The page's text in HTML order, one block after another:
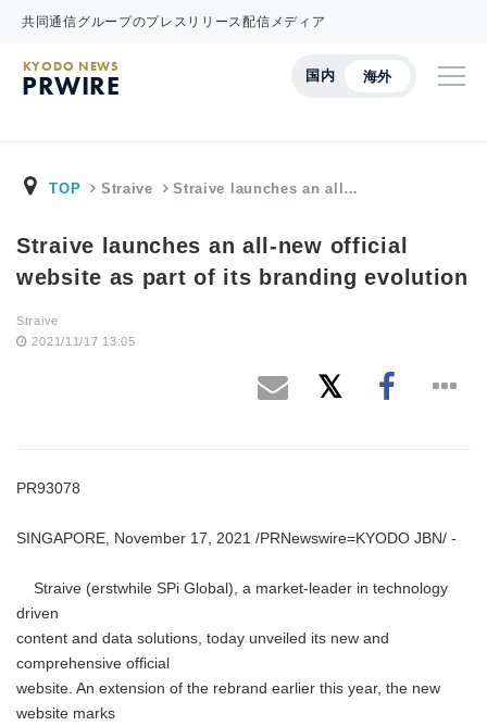
共同通信グループのプレスリリース配信メディア
国内 海外
KYODO NEWS
PRWIRE
TOP Straive Straive launches an all…
Straive launches an all-new official
website as part of its branding evolution
Straive
2021/11/17 13:05
PR93078
SINGAPORE, November 17, 2021 /PRNewswire=KYODO JBN/ -
Straive (erstwhile SPi Global), a market-leader in technology
driven
content and data solutions, today unveiled its new and
comprehensive official
website. An extension of the rebrand earlier this year, the new
website marks